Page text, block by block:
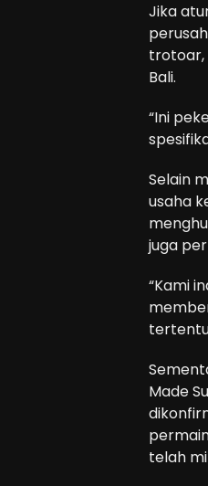
Jika
trotoar,
Bali.
“Ini
Selain
usaha
juga
“Kami
tertentu
Made
telah